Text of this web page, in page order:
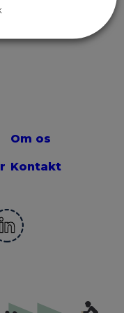
Om os
Kontakt